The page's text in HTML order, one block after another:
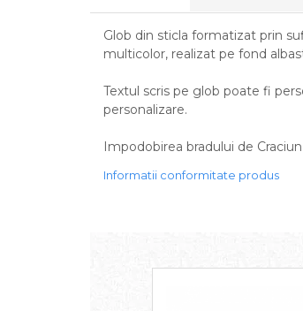
Glob din sticla formatizat prin
multicolor, realizat pe fond
Textul scris pe glob poate fi
personalizare.
Impodobirea bradului de
Informatii conformitate produs